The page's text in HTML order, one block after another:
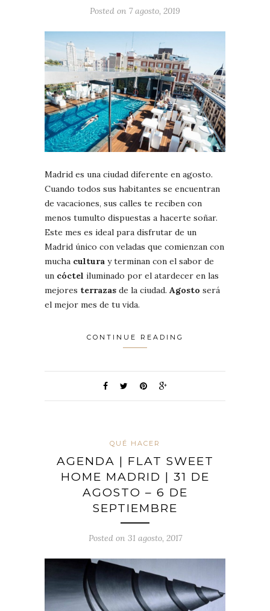
Posted on 7 agosto, 2019
Madrid es una ciudad diferente en agosto.
Cuando todos sus habitantes se encuentran
de vacaciones, sus calles te reciben con
menos tumulto dispuestas a hacerte soñar.
Este mes es ideal para disfrutar de un
Madrid único con veladas que comienzan con
mucha cultura y terminan con el sabor de
un cóctel iluminado por el atardecer en las
mejores terrazas de la ciudad. Agosto será
el mejor mes de tu vida.
CONTINUE READING
QUÉ HACER
AGENDA | FLAT SWEET
HOME MADRID | 31 DE
AGOSTO – 6 DE
SEPTIEMBRE
Posted on 31 agosto, 2017